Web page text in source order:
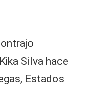
Silva hace
Estados